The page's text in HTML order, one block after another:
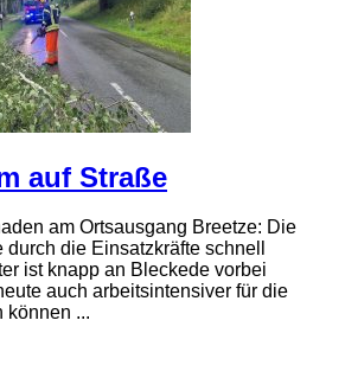
auf Straße
am Ortsausgang Breetze: Die
die Einsatzkräfte schnell
ist knapp an Bleckede vorbei
auch arbeitsintensiver für die
können ...